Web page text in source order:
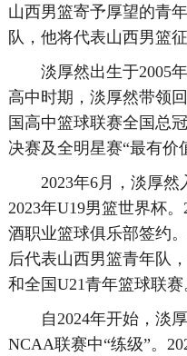
山西男篮寄予厚望的青
队，他将代表山西男篮
淡厚然出生于2005年
高中时期，淡厚然带领
国高中篮球联赛全国总
决赛及全明星赛“最有价
2023年6月，淡厚然
2023年U19男篮世界杯
酒职业篮球俱乐部签约
后代表山西男篮青年队
和全国U21青年篮球联赛
自2024年开始，淡厚
NCAA联赛中“练级”。